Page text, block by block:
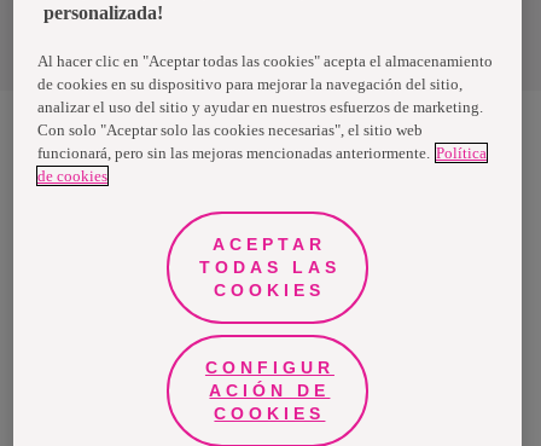
Política de privacidad de datos
Nosotras, una marca de Essity - una compañía global líder en
higiene y salud. Cada día, mil millones de personas, en todo el
propósito es romper barreras por el bienestar en beneficio de
consumidores, pacientes, cuidadores, clientes y la sociedad en
general. Vendemos en aproximadamente 150 países bajo las
principales marcas globales TENA y Tork, así como otras marcas
como Actimove, Cutimed, JOBST, Knix, Leukoplast, Libero, Libresse,
Lotus, Modibodi, Nosotras, Saba, Tempo, TOM Organic y Zewa. En
2024, Essity tuvo ventas de aproximadamente 13 mil millones de
euros y empleó a 36,000 personas. La sede de la compañía está
ubicada en Estocolmo, Suecia, y Essity cotiza en Nasdaq Estocolmo.
Más información enwww.essity.com.
personalizada!
Al hacer clic en "Aceptar todas las cookies" acepta el almacenamiento
de cookies en su dispositivo para mejorar la navegación del sitio,
analizar el uso del sitio y ayudar en nuestros esfuerzos de marketing.
Con solo "Aceptar solo las cookies necesarias", el sitio web
funcionará, pero sin las mejoras mencionadas anteriormente. Política
de cookies
ACEPTAR
TODAS LAS
COOKIES
CONFIGUR
ACIÓN DE
COOKIES